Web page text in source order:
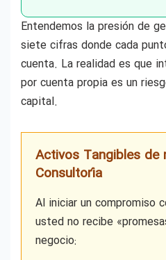
Entendemos la presión de
siete cifras donde cada
cuenta. La realidad es que
por cuenta propia es un
capital.
Activos Tangibles de
Consultoría
Al iniciar un compromiso
usted no recibe
negocio: